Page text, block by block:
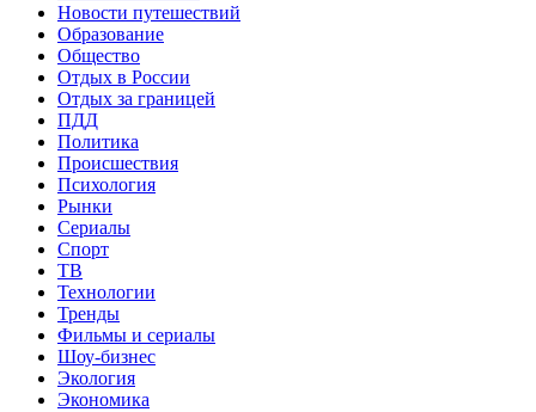
Новости путешествий
Образование
Общество
Отдых в России
Отдых за границей
ПДД
Политика
Происшествия
Психология
Рынки
Сериалы
Спорт
ТВ
Технологии
Тренды
Фильмы и сериалы
Шоу-бизнес
Экология
Экономика